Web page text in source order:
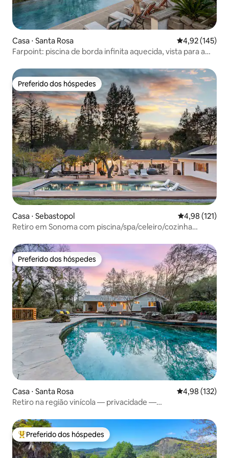
Casa ⋅ Santa Rosa 4,92 de uma
4,92 (145)
Farpoint: piscina de borda infinita aquecida, vista para a
Preferido dos hóspedes
Preferido dos hóspedes
Casa ⋅ Sebastopol 4,98 de uma
4,98 (121)
Retiro em Sonoma com piscina/spa/celeiro/cozinha
Preferido dos hóspedes
Preferido dos hóspedes
Casa ⋅ Santa Rosa 4,98 de uma
4,98 (132)
Retiro na região vinícola — privacidade —
Entre os melhores preferidos dos hóspedes
Preferido dos hóspedes